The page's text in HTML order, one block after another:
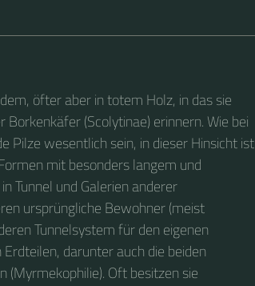
öfter aber in totem Holz, in das sie
Borkenkäfer (Scolytinae) erinnern. Wie bei
Pilze wesentlich sein, in dieser Hinsicht ist
mit besonders langem und
Tunnel und Galerien anderer
ursprüngliche Bewohner (meist
Tunnelsystem für den eigenen
darunter auch die beiden
(Myrmekophilie). Oft besitzen sie